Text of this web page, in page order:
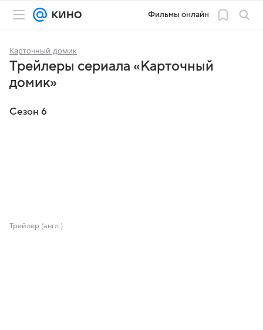
Фильмы онлайн
Карточный домик
Трейлеры сериала «Карточный
домик»
Сезон 6
Трейлер (англ.)